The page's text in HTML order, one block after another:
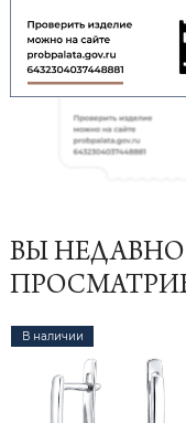
ВЫ НЕДАВНО
В наличии